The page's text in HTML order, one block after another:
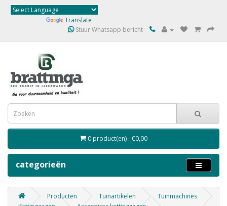
Translate
Stuur Whatsapp bericht
0 product(en) - €0,00
categorieën
Producten Tuinartikelen
Tuinmachines